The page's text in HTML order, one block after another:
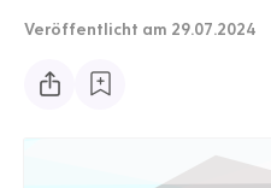
Veröffentlicht am 29.07.2024